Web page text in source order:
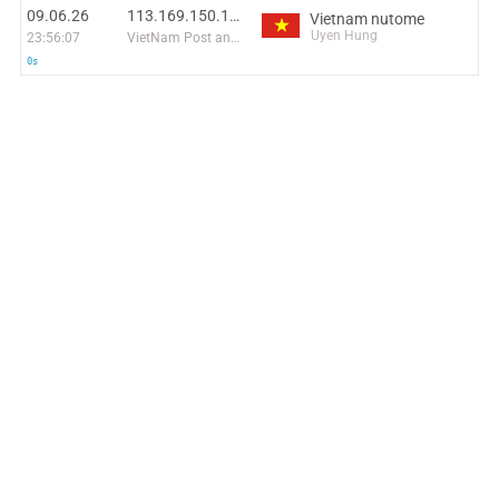
09.06.26
23:56:07
0s
113.169.150.196:52503
VietNam Post and Telecom Corporation
Vietnam nutome
Uyen Hung